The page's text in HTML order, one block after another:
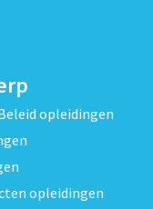
opleidingen
opleidingen